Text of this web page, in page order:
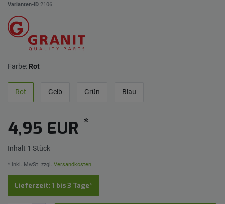
Varianten-ID 2106
Farbe: Rot
Rot Gelb Grün Blau
4,95 EUR *
Inhalt 1 Stück
* inkl. MwSt. zzgl. Versandkosten
Lieferzeit: 1 bis 3 Tage*